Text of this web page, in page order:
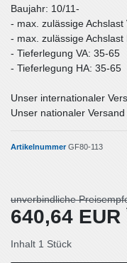
Baujahr: 10/11-
- max. zulässige Achslast
- max. zulässige Achslast
- Tieferlegung VA: 35-65
- Tieferlegung HA: 35-65
Unser internationaler
Unser nationaler
ArtikelnummerGF80-113
unverbindliche
640,64 EUR
Inhalt 1 Stück